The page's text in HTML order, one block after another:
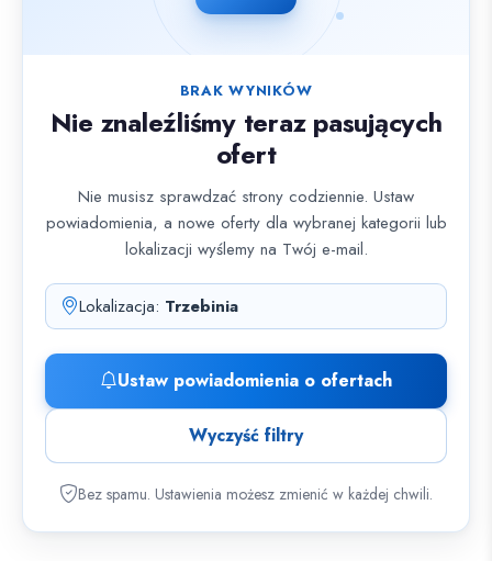
BRAK WYNIKÓW
Nie znaleźliśmy teraz pasujących
ofert
Nie musisz sprawdzać strony codziennie. Ustaw
powiadomienia, a nowe oferty dla wybranej kategorii lub
lokalizacji wyślemy na Twój e-mail.
Lokalizacja: Trzebinia
Ustaw powiadomienia o ofertach
Wyczyść filtry
Bez spamu. Ustawienia możesz zmienić w każdej chwili.